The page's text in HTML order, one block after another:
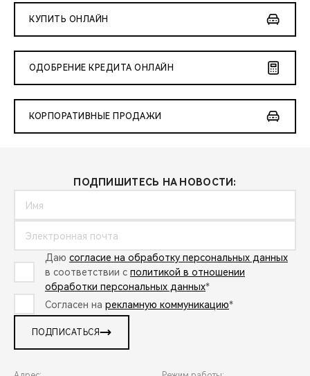
КУПИТЬ ОНЛАЙН
ОДОБРЕНИЕ КРЕДИТА ОНЛАЙН
КОРПОРАТИВНЫЕ ПРОДАЖИ
ПОДПИШИТЕСЬ НА НОВОСТИ:
Даю согласие на обработку персональных данных
в соответствии с политикой в отношении
обработки персональных данных*
Согласен на рекламную коммуникацию*
ПОДПИСАТЬСЯ